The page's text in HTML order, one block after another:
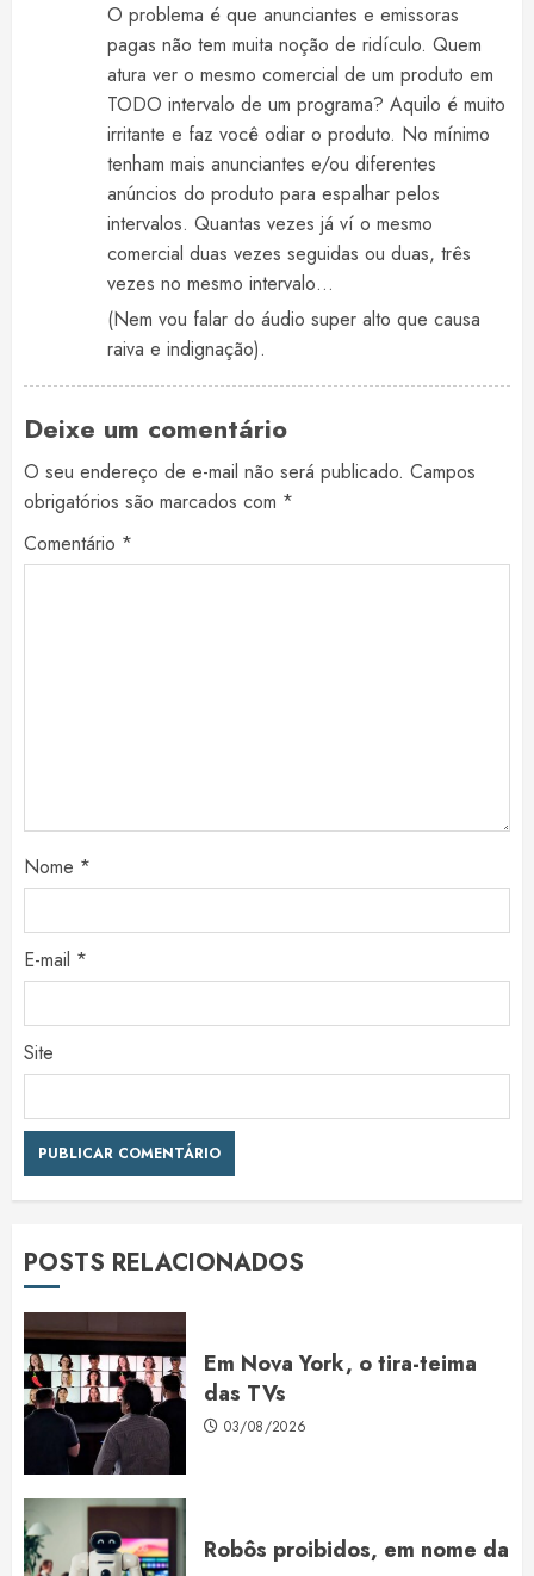
O problema é que anunciantes e emissoras
pagas não tem muita noção de ridículo. Quem
atura ver o mesmo comercial de um produto em
TODO intervalo de um programa? Aquilo é muito
irritante e faz você odiar o produto. No mínimo
tenham mais anunciantes e/ou diferentes
anúncios do produto para espalhar pelos
intervalos. Quantas vezes já ví o mesmo
comercial duas vezes seguidas ou duas, três
vezes no mesmo intervalo…
(Nem vou falar do áudio super alto que causa
raiva e indignação).
Deixe um comentário
O seu endereço de e-mail não será publicado. Campos
obrigatórios são marcados com *
Comentário *
Nome *
E-mail *
Site
POSTS RELACIONADOS
Em Nova York, o tira-teima
das TVs
03/08/2026
Robôs proibidos, em nome da